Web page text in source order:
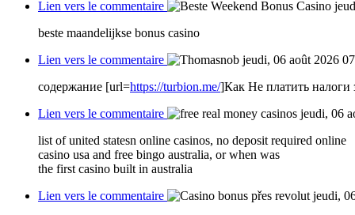
Lien vers le commentaire
beste maandelijkse bonus casino
Lien vers le commentaire
jeudi, 06 août 2026
содержание [url=https://turbion.me/]Как Не платить налоги
Lien vers le commentaire
jeudi, 06
list of united statesn online casinos, no deposit required online
casino usa and free bingo australia, or when was
the first casino built in australia
Lien vers le commentaire
jeudi,